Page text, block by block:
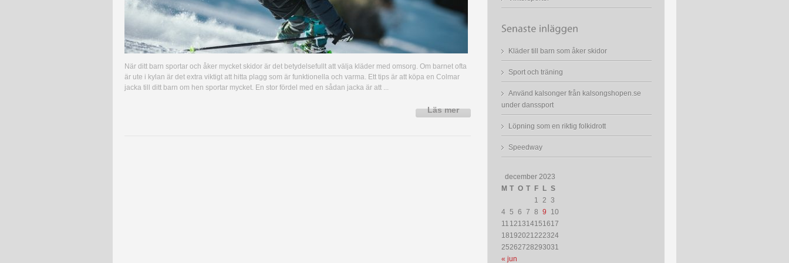
När ditt barn sportar och åker mycket skidor är det betydelsefullt att välja kläder med omsorg. Om barnet ofta
är ute i kylan är det extra viktigt att hitta plagg som är funktionella och varma. Ett tips är att köpa en Colmar
jacka till ditt barn om hen sportar mycket. En stor fördel med en sådan jacka är att ...
Kläder till barn som åker skidor
Sport och träning
Använd kalsonger från kalsongshopen.se
under danssport
Löpning som en riktig folkidrott
Speedway
december 2023
M T O T F L S
1 2 3
4 5 6 7 8 9
10
11 121314151617
18192021222324
25262728293031
« jun